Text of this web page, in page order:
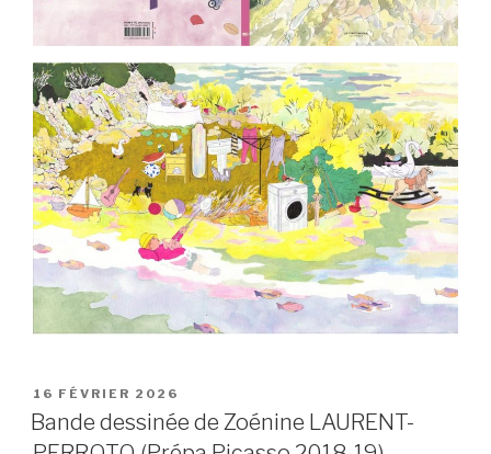
PUBLIÉ
LE
16 FÉVRIER 2026
Bande dessinée de Zoénine LAURENT-